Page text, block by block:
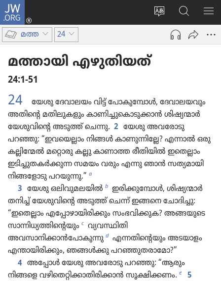
JW.ORG
സൈറ്റ്
ഭാഷ
മാറ്റുക
ലോഗ്
ഇൻ
(പുതിയ
പേജ്
തുറക്കുക)
JW.ORG
വെബ്‌​
സൈ​
മത്ത 24
മത്തായി എഴുതിയത്‌
24:1-51
24
യേശു ദേവാലയം വിട്ട്‌ പോകുമ്പോൾ, ദേവാലയവും
അതിന്റെ മതിലുകളും കാണിച്ചുകൊടുക്കാൻ ശിഷ്യന്മാർ
യേശുവിന്റെ അടുത്ത്‌ ചെന്നു. 2 യേശു അവരോടു
പറഞ്ഞു: “ഇവയെല്ലാം നിങ്ങൾ കാണുന്നില്ലേ? എന്നാൽ ഒരു
കല്ലിന്മേൽ മറ്റൊരു കല്ലു കാണാത്ത രീതിയിൽ ഇതെല്ലാം
ഇടിച്ചുതകർക്കുന്ന സമയം വരും എന്നു ഞാൻ സത്യമായി
നിങ്ങളോടു പറയുന്നു.” a
3 യേശു ഒലിവുമലയിൽ b ഇരിക്കുമ്പോൾ, ശിഷ്യന്മാർ
തനിച്ച്‌ യേശുവിന്റെ അടുത്ത്‌ ചെന്ന്‌ ഇങ്ങനെ ചോദിച്ചു:
“ഇതെല്ലാം എപ്പോഴായിരിക്കും സംഭവിക്കുക? അങ്ങയുടെ
സാന്നിധ്യത്തിന്റെയും c വ്യവസ്ഥിതി
അവസാനിക്കാൻപോകുന്നു d എന്നതിന്റെയും അടയാളം
എന്തായിരിക്കും, ഞങ്ങൾക്കു പറഞ്ഞുതരാമോ?”
4 അപ്പോൾ യേശു അവരോടു പറഞ്ഞു: “ആരും
നിങ്ങളെ വഴിതെറ്റിക്കാതിരിക്കാൻ സൂക്ഷിക്കണം. e
5